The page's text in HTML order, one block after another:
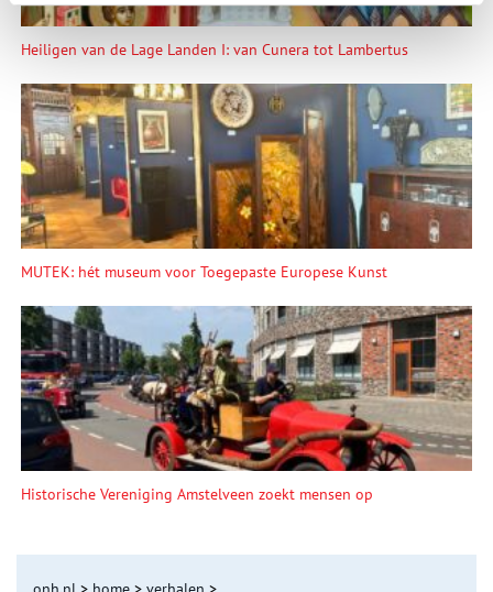
Heiligen van de Lage Landen I: van Cunera tot Lambertus
MUTEK: hét museum voor Toegepaste Europese Kunst
Historische Vereniging Amstelveen zoekt mensen op